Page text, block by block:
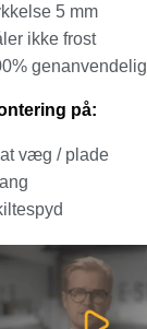
5 mm
ikke frost
genanvendelig
på:
væg / plade